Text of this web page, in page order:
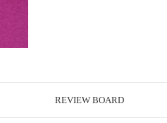
REVIEW BOARD